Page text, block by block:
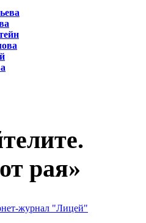
рая»
журнал "Лицей"